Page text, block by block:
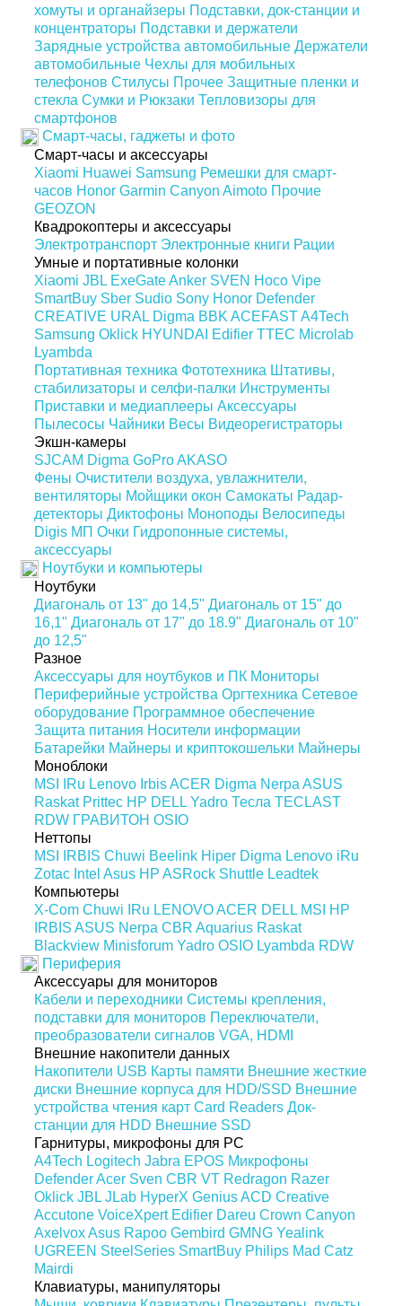
хомуты и органайзеры Подставки, док-станции и
концентраторы Подставки и держатели
Зарядные устройства автомобильные Держатели
автомобильные Чехлы для мобильных
телефонов Стилусы Прочее Защитные пленки и
стекла Сумки и Рюкзаки Тепловизоры для
смартфонов
Смарт-часы, гаджеты и фото
Смарт-часы и аксессуары
Xiaomi Huawei Samsung Ремешки для смарт-
часов Honor Garmin Canyon Aimoto Прочие
GEOZON
Квадрокоптеры и аксессуары
Электротранспорт Электронные книги Рации
Умные и портативные колонки
Xiaomi JBL ExeGateAnker SVEN Hoco Vipe
SmartBuy Sber Sudio Sony Honor Defender
CREATIVE URAL Digma BBK ACEFASTA4Tech
Samsung Oklick HYUNDAI Edifier TTEC Microlab
Lyambda
Портативная техника Фототехника Штативы,
стабилизаторы и селфи-палки Инструменты
Приставки и медиаплееры Аксессуары
Пылесосы Чайники Весы Видеорегистраторы
Экшн-камеры
SJCAM Digma GoProAKASO
Фены Очистители воздуха, увлажнители,
вентиляторы Мойщики окон Самокаты Радар-
детекторы Диктофоны Моноподы Велосипеды
Digis МП Очки Гидропонные системы,
аксессуары
Ноутбуки и компьютеры
Ноутбуки
Диагональ от 13" до 14,5" Диагональ от 15" до
16,1" Диагональ от 17" до 18.9" Диагональ от 10"
до 12,5"
Разное
Аксессуары для ноутбуков и ПК Мониторы
Периферийные устройства Оргтехника Сетевое
оборудование Программное обеспечение
Защита питания Носители информации
Батарейки Майнеры и криптокошельки Майнеры
Моноблоки
MSI
IRu Lenovo IrbisACER Digma Nerpa ASUS
Raskat Prittec HP DELL Yadro Тесла TECLAST
RDW ГРАВИТОН OSIO
Неттопы
MSI
IRBIS Chuwi Beelink Hiper Digma Lenovo iRu
Zotac Intel Asus HP ASRock Shuttle Leadtek
Компьютеры
X-Com Chuwi IRu LENOVOACER DELL MSI
HP
IRBIS ASUS Nerpa CBR Aquarius Raskat
Blackview Minisforum Yadro OSIO Lyambda RDW
Периферия
Аксессуары для мониторов
Кабели и переходники Системы крепления,
подставки для мониторов Переключатели,
преобразователи сигналов VGA, HDMI
Внешние накопители данных
Накопители USB Карты памяти Внешние жесткие
диски Внешние корпуса для HDD/SSD Внешние
устройства чтения карт Card Readers Док-
станции для HDD Внешние SSD
Гарнитуры, микрофоны для PC
A4Tech Logitech Jabra EPOS Микрофоны
DefenderAcer Sven CBR VT Redragon Razer
Oklick JBL JLab HyperX GeniusACD Creative
Accutone VoiceXpert Edifier Dareu Crown Canyon
AxelvoxAsus Rapoo Gembird GMNG Yealink
UGREEN SteelSeries SmartBuy Philips Mad Catz
Mairdi
Клавиатуры, манипуляторы